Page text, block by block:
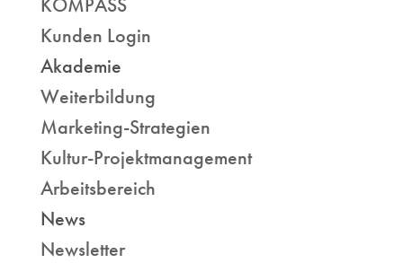
Kunden Login
Akademie
Weiterbildung
Marketing-Strategien
Kultur-Projektmanagement
Arbeitsbereich
News
Newsletter